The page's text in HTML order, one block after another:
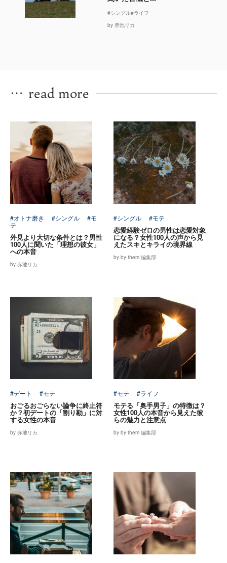
#シングル#ライフ
by 赤池リカ
… read more
#オトナ磨き #シングル
#モ
テ
外見より大切な条件とは？男性
100人に聞いた「理想の彼女」
への本音
by 赤池リカ
#シングル #モテ
恋愛経験ゼロの男性は恋愛対象
になる？女性100人の声から見
えたスキとキライの境界線
by by them 編集部
#デート #モテ
おごるおごらない論争に終止符
か？初デートの「割り勘」に対
する女性の本音
by 赤池リカ
#モテ #ライフ
モテる「奥手男子」の特徴は？
女性100人の本音から見えた彼
らの魅力と注意点
by by them 編集部